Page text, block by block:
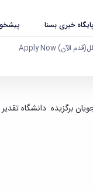
پایگاه خبری بسنا
(قدم الآن) Apply Now